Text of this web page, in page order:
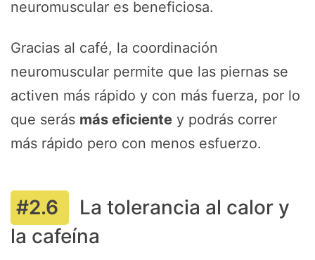
neuromuscular es beneficiosa.
Gracias al café, la coordinación
neuromuscular permite que las piernas se
activen más rápido y con más fuerza, por lo
que serás más eficiente y podrás correr
más rápido pero con menos esfuerzo.
La tolerancia al calor y
la cafeína